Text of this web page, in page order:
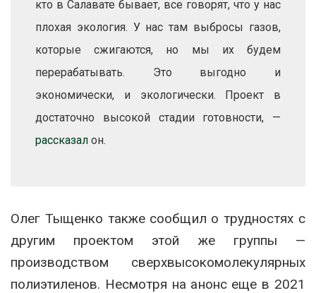
кто в Салавате бывает, все говорят, что у нас
плохая экология. У нас там выбросы газов,
которые сжигаются, но мы их будем
перерабатывать. Это выгодно и
экономически, и экологически. Проект в
достаточно высокой стадии готовности, —
рассказал он.
Олег Тыщенко также сообщил о трудностях с
другим проектом этой же группы —
производством сверхвысокомолекулярных
полиэтиленов. Несмотря на анонс еще в 2021